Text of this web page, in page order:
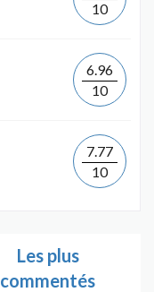
10
6.96
10
7.77
10
Les plus
commentés